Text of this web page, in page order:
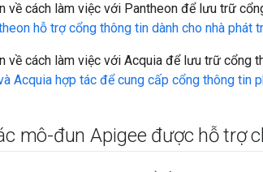
về cách làm việc với Pantheon để lưu trữ
hỗ trợ cổng thông tin dành cho nhà phát
về cách làm việc với Acquia để lưu trữ cổng
Acquia hợp tác để cung cấp cổng thông tin
mô-đun Apigee được hỗ trợ